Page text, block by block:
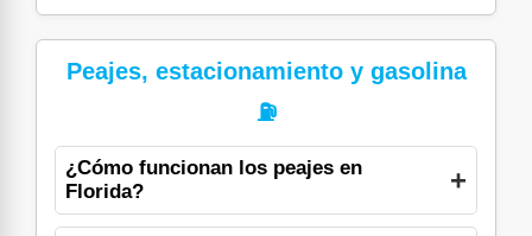
Peajes, estacionamiento y gasolina
⛽
¿Cómo funcionan los peajes en
Florida?